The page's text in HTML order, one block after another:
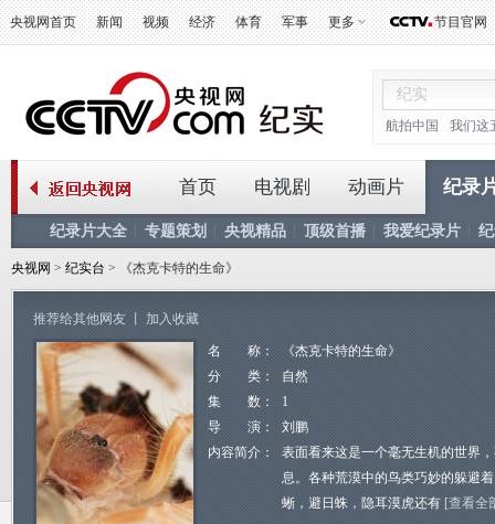
央视网首页 新闻 视频 经济 体育 军事 更多 节目官网
航拍中国 我们这
首页 电视剧 动画片 纪录
纪录片大全 专题策划 央视精品 顶级首播 我爱纪录片
央视网 > 纪实台 > 《杰克卡特的生命》
推荐给其他网友 加入收藏
名 称：
《杰克卡特的生命》
分 类：
自然
集 数：
1
导 演：
刘鹏
内容简介：
表面看来这是一个毫无生机的世界
息。各种荒漠中的鸟类巧妙的躲避
蜥，避日蛛，隐耳漠虎还有 [查看全